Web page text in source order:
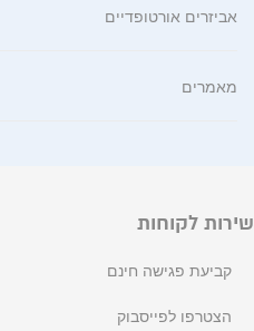
אביזרים אורטופדיים
מאמרים
שירות לקוחות
קביעת פגישה חינם
הצטרפו לפייסבוק